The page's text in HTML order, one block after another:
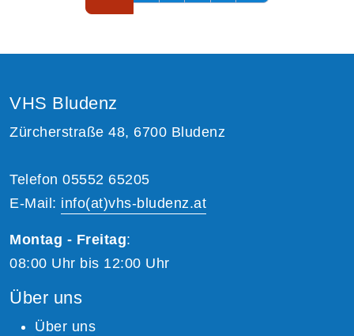
VHS Bludenz
Zürcherstraße 48, 6700 Bludenz
Telefon 05552 65205
E-Mail: info(at)vhs-bludenz.at
Montag - Freitag:
08:00 Uhr bis 12:00 Uhr
Über uns
Über uns